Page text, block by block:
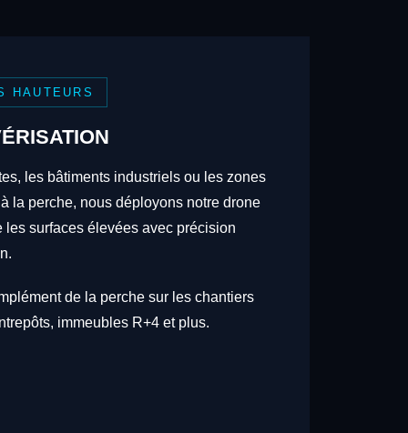
HAUTEURS
les bâtiments industriels ou les zones
la perche, nous déployons notre drone
les surfaces élevées avec précision
de la perche sur les chantiers
immeubles R+4 et plus.